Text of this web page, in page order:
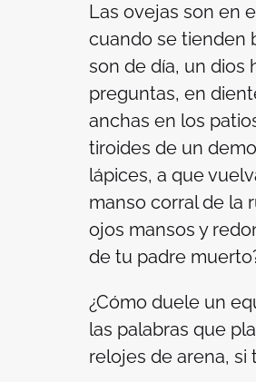
Las ovejas son en
cuando se tienden
son de día, un dios
preguntas, en
anchas en los
tiroides de un
lápices, a que
manso corral de la
ojos mansos y
de tu padre
¿Cómo duele un
las palabras que
relojes de arena, si